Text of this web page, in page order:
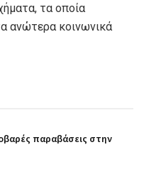
τα οποία
ανώτερα κοινωνικά
παραβάσεις στην